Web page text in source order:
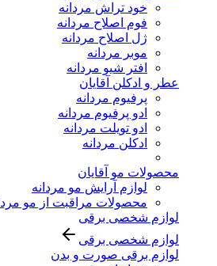
خود تراش مردانه
فوم اصلاح مردانه
ژل اصلاح مردانه
موبر مردانه
افتر شیو مردانه
عطر و ادکلن آقایان
پرفیوم مردانه
ادو پرفیوم مردانه
ادو تویلت مردانه
ادکلن مردانه
محصولات مو آقایان
لوازم آرایش مو مردانه
محصولات مراقبت از مو
لوازم شخصی برقی
لوازم شخصی برقی
لوازم برقی صورت و بدن